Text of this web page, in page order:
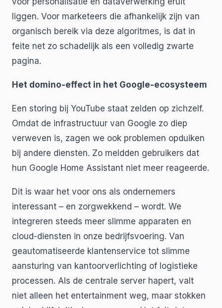
liggen. Voor marketeers die afhankelijk zijn van
organisch bereik via deze algoritmes, is dat in
feite net zo schadelijk als een volledig zwarte
pagina.
Het domino-effect in het Google-ecosysteem
Een storing bij YouTube staat zelden op zichzelf.
Omdat de infrastructuur van Google zo diep
verweven is, zagen we ook problemen opduiken
bij andere diensten. Zo meldden gebruikers dat
hun Google Home Assistant niet meer reageerde.
Dit is waar het voor ons als ondernemers
interessant – en zorgwekkend – wordt. We
integreren steeds meer slimme apparaten en
cloud-diensten in onze bedrijfsvoering. Van
geautomatiseerde klantenservice tot slimme
aansturing van kantoorverlichting of logistieke
processen. Als de centrale server hapert, valt
niet alleen het entertainment weg, maar stokken